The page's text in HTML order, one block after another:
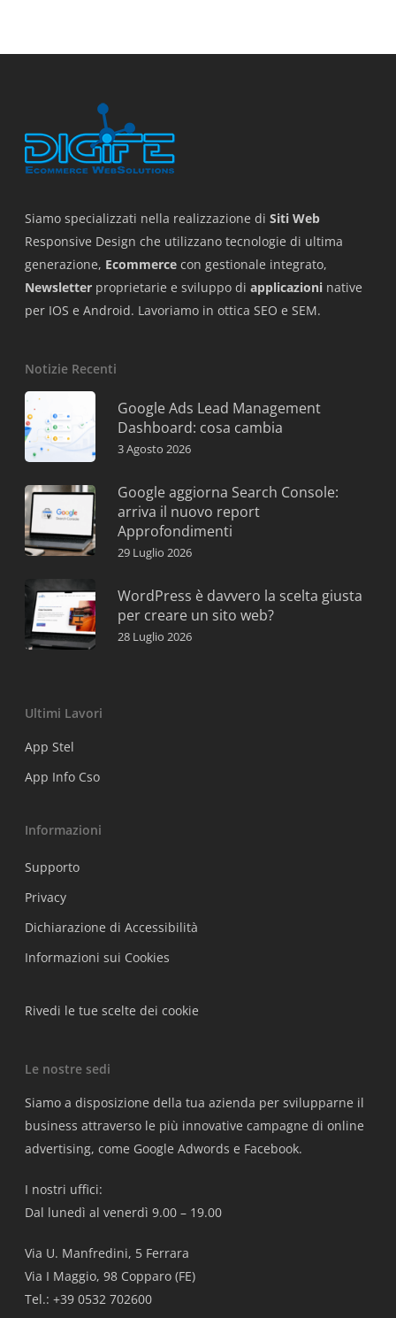
Siamo specializzati nella realizzazione di Siti Web
Responsive Design che utilizzano tecnologie di ultima
generazione, Ecommerce con gestionale integrato,
Newsletter proprietarie e sviluppo di applicazioni native
per IOS e Android. Lavoriamo in ottica SEO e SEM.
Notizie Recenti
Google Ads Lead Management
Dashboard: cosa cambia
3 Agosto 2026
Google aggiorna Search Console:
arriva il nuovo report
Approfondimenti
29 Luglio 2026
WordPress è davvero la scelta giusta
per creare un sito web?
28 Luglio 2026
Ultimi Lavori
App Stel
App Info Cso
Informazioni
Supporto
Privacy
Dichiarazione di Accessibilità
Informazioni sui Cookies
Rivedi le tue scelte dei cookie
Le nostre sedi
Siamo a disposizione della tua azienda per svilupparne il
business attraverso le più innovative campagne di online
advertising, come Google Adwords e Facebook.
I nostri uffici:
Dal lunedì al venerdì 9.00 – 19.00
Via U. Manfredini, 5 Ferrara
Via I Maggio, 98 Copparo (FE)
Tel.: +39 0532 702600